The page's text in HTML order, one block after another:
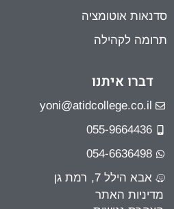
סדנאות אוטומציה
תרומה לקהילה
דברו איתנו
yoni@atidcollege.co.il
055-9664436
054-6636498
אבא הילל 7, רמת גן
מדיניות האתר